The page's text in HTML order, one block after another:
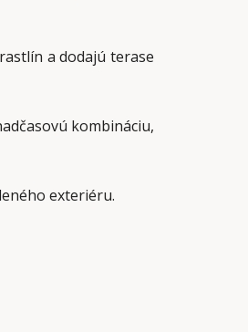
a dodajú terase
kombináciu,
exteriéru.